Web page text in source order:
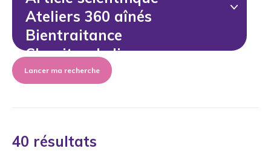
Lancer ma recherche
40 résultats